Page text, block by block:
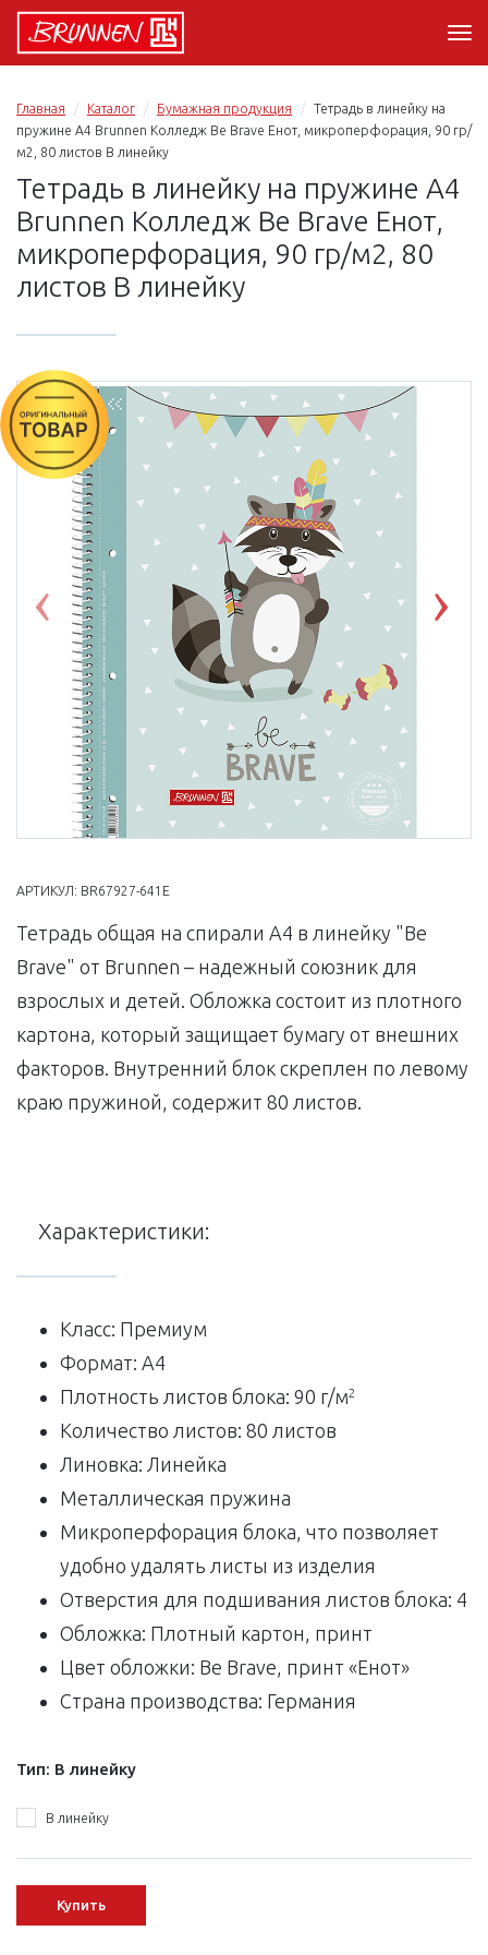
Главная Каталог Бумажная продукция
Тетрадь в линейку на
пружине А4 Brunnen Колледж Be Brave Енот, микроперфорация, 90 гр/
м2, 80 листов В линейку
Тетрадь в линейку на пружине А4
Brunnen Колледж Be Brave Енот,
микроперфорация, 90 гр/м2, 80
листов В линейку
Previous
АРТИКУЛ: BR67927-641E
Тетрадь общая на спирали А4 в линейку "Be
Brave" от Brunnen – надежный союзник для
взрослых и детей. Обложка состоит из плотного
картона, который защищает бумагу от внешних
факторов. Внутренний блок скреплен по левому
краю пружиной, содержит 80 листов.
Характеристики:
Класс: Премиум
Формат: A4
Плотность листов блока: 90 г/м2
Количество листов: 80 листов
Линовка: Линейка
Металлическая пружина
Микроперфорация блока, что позволяет
удобно удалять листы из изделия
Отверстия для подшивания листов блока: 4
Обложка: Плотный картон, принт
Цвет обложки: Be Brave, принт «Енот»
Страна производства: Германия
Тип: В линейку
В линейку
Купить